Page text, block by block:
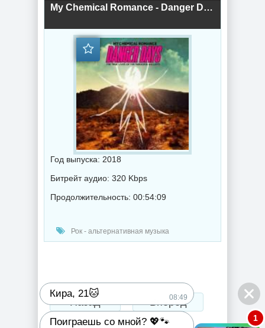
My Chemical Romance - Danger Days /true lives of the fabulous killjoys/ (2018) торрент
Год выпуска: 2018
Битрейт аудио: 320 Kbps
Продолжительность: 00:54:09
Рок - альтернативная музыка
Назад Вперед
Кира, 21🐱 08:49
Поиграешь со мной? 💖🐾 1